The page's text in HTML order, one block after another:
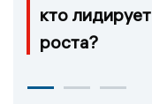
кто
роста?